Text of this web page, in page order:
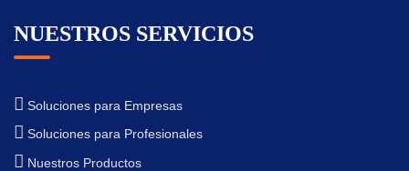
NUESTROS SERVICIOS
Soluciones para Empresas
Soluciones para Profesionales
Nuestros Productos